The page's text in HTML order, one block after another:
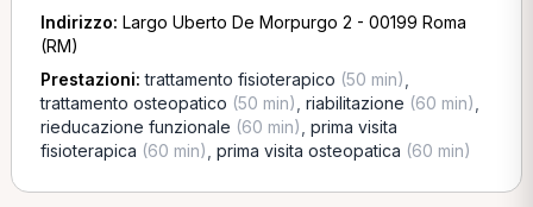
Indirizzo: Largo Uberto De Morpurgo 2 - 00199 Roma
(RM)
Prestazioni:trattamento fisioterapico (50 min)
trattamento osteopatico (50 min) riabilitazione (60 min)
rieducazione funzionale (60 min) prima visita
fisioterapica (60 min) prima visita osteopatica (60 min)